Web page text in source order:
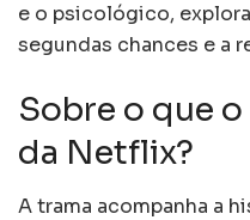
e o psicológico,
segundas chances e a
Sobre o que
da Netflix?
A trama acompanha a